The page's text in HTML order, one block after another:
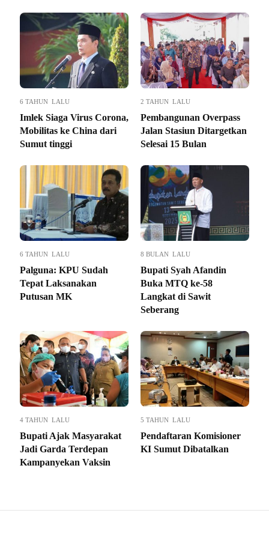
6 TAHUN LALU
Imlek Siaga Virus Corona,
Mobilitas ke China dari
Sumut tinggi
2 TAHUN LALU
Pembangunan Overpass
Jalan Stasiun Ditargetkan
Selesai 15 Bulan
6 TAHUN LALU
Palguna: KPU Sudah
Tepat Laksanakan
Putusan MK
8 BULAN LALU
Bupati Syah Afandin
Buka MTQ ke-58
Langkat di Sawit
Seberang
4 TAHUN LALU
Bupati Ajak Masyarakat
Jadi Garda Terdepan
Kampanyekan Vaksin
5 TAHUN LALU
Pendaftaran Komisioner
KI Sumut Dibatalkan